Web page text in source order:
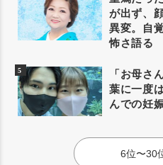
が出ず、
異変。自
怖さ語る
「お母さ
葉に一度
んでの妊
6位〜30